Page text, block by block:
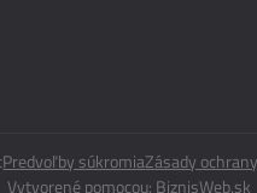
Predvoľby súkromiaZásady
Vytvorené pomocou: BiznisWeb.sk